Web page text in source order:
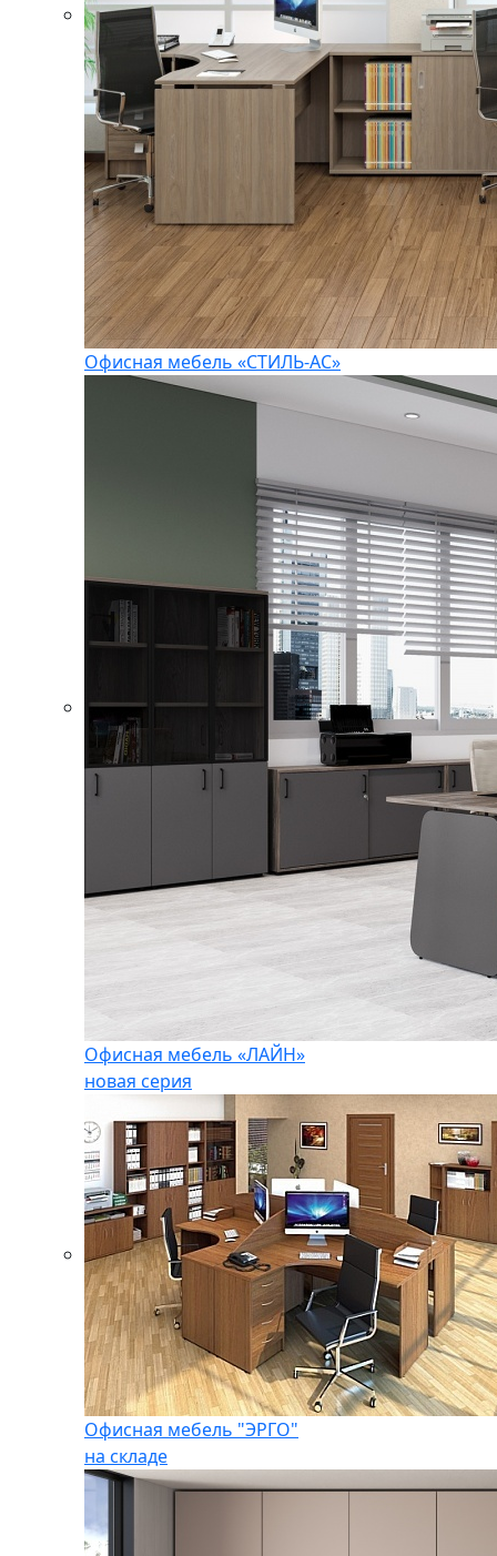
Офисная мебель «СТИЛЬ-АС»
Офисная мебель «ЛАЙН»
новая серия
Офисная мебель "ЭРГО"
на складе